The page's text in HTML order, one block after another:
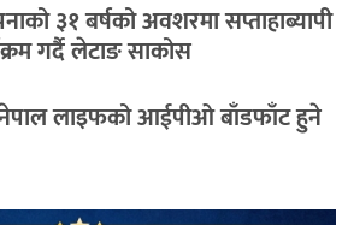
३१ बर्षको अवशरमा सप्ताहाब्यापी
गर्दै लेटाङ साकोस
लाइफको आईपीओ बाँडफाँट हुने